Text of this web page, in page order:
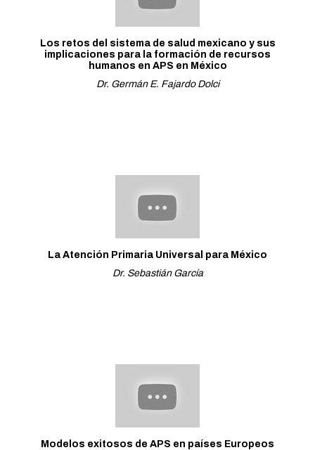
Los retos del sistema de salud mexicano y sus
implicaciones para la formación de recursos
humanos en APS en México
Dr. Germán E. Fajardo Dolci
La Atención Primaria Universal para México
Dr. Sebastián García
Modelos exitosos de APS en países Europeos